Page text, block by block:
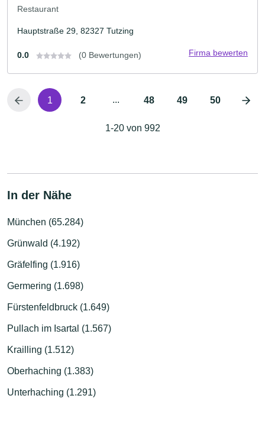
Restaurant
Hauptstraße 29, 82327 Tutzing
0.0 (0 Bewertungen) Firma bewerten
1 2 ... 48 49 50
1-20 von 992
In der Nähe
München (65.284)
Grünwald (4.192)
Gräfelfing (1.916)
Germering (1.698)
Fürstenfeldbruck (1.649)
Pullach im Isartal (1.567)
Krailling (1.512)
Oberhaching (1.383)
Unterhaching (1.291)